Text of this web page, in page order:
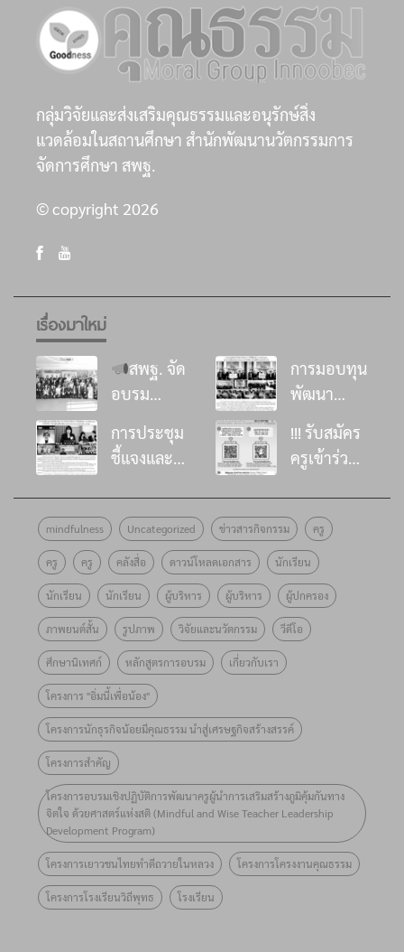
กลุ่มวิจัยและส่งเสริมคุณธรรมและอนุรักษ์สิ่ง
แวดล้อมในสถานศึกษา สำนักพัฒนานวัตกรรมการ
จัดการศึกษา สพฐ.
© copyright 2026
เรื่องมาใหม่
สพฐ. จัด
อบรม
ศักยภาพที่
ปรึกษาด้าน
การเสริม
สร้าง
ภูมิคุ้มกัน
ทางจิตใจ
ด้วยศาสตร์
แห่งสติ
เตรียม
พร้อมยก
ระดับการ
ส่งเสริม
คุณธรรมใน
ระดับพื้นที่
ผ่านการ
เรียนรู้วิถี
ใหม่
การมอบทุน
พัฒนา
โรงเรียน ใน
โครงการ
“อิ่มนี้เพื่อ
น้อง”
ประจำปี
๒๕๖๙
ธนาคาร
ออมสิน
มอบทุน
จำนวน 100
สิ้น
5,000,000
การประชุม
ชี้แจงและ
ดำเนินงาน
โครงการ
“อิ่มนี้เพื่อ
น้อง”
ประจำปี
๒๕๖๙ ภาย
ใต้หัวข้อ
“กินดี อยู่ดี
สู่วิถีพอ
เพียง
(Smart
Farm for
Sustainable
Living)”
!!! รับสมัคร
ครูเข้าร่วม
พัฒนาครู
โครงงาน
คุณธรรม
mindfulness Uncategorized ข่าวสารกิจกรรม ครู
ครู ครู คลังสื่อ ดาวน์โหลดเอกสาร นักเรียน
นักเรียน นักเรียน ผู้บริหาร ผู้บริหาร ผู้ปกครอง
ภาพยนต์สั้น รูปภาพ วิจัยและนวัตกรรม วีดีโอ
ศึกษานิเทศก์ หลักสูตรการอบรม เกี่ยวกับเรา
โครงการ "อิ่มนี้เพื่อน้อง"
โครงการนักธุรกิจน้อยมีคุณธรรม นำสู่เศรษฐกิจสร้างสรรค์
โครงการสำคัญ
โครงการอบรมเชิงปฏิบัติการพัฒนาครูผู้นำการเสริมสร้างภูมิคุ้มกันทาง
จิตใจ ด้วยศาสตร์แห่งสติ (Mindful and Wise Teacher Leadership
Development Program)
โครงการเยาวชนไทยทำดีถวายในหลวง โครงการโครงงานคุณธรรม
โครงการโรงเรียนวิถีพุทธ โรงเรียน